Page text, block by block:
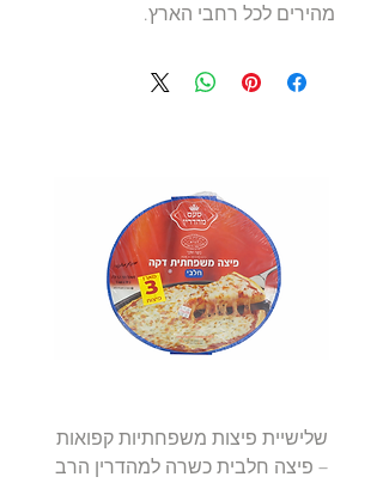
מהירים לכל רחבי הארץ.
שלישיית פיצות משפחתיות קפואות
– פיצה חלבית כשרה למהדרין הרב